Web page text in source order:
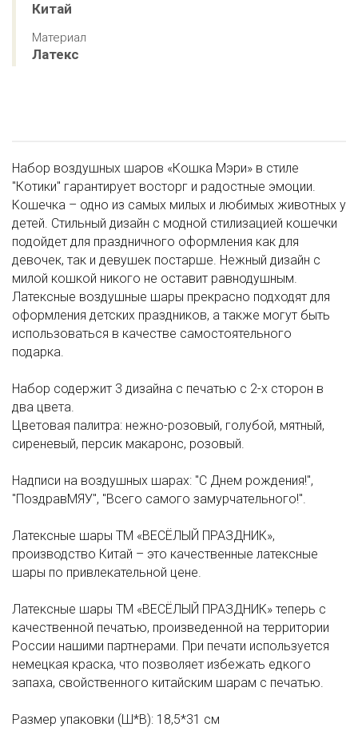
Китай
Материал
Латекс
Набор воздушных шаров «Кошка Мэри» в стиле
"Котики" гарантирует восторг и радостные эмоции.
Кошечка – одно из самых милых и любимых животных у
детей. Стильный дизайн с модной стилизацией кошечки
подойдет для праздничного оформления как для
девочек, так и девушек постарше. Нежный дизайн с
милой кошкой никого не оставит равнодушным.
Латексные воздушные шары прекрасно подходят для
оформления детских праздников, а также могут быть
использоваться в качестве самостоятельного
подарка.
Набор содержит 3 дизайна с печатью с 2-х сторон в
два цвета.
Цветовая палитра: нежно-розовый, голубой, мятный,
сиреневый, персик макаронс, розовый.
Надписи на воздушных шарах: "С Днем рождения!",
"ПоздравМЯУ", "Всего самого замурчательного!".
Латексные шары ТМ «ВЕСЁЛЫЙ ПРАЗДНИК»,
производство Китай – это качественные латексные
шары по привлекательной цене.
Латексные шары ТМ «ВЕСЁЛЫЙ ПРАЗДНИК» теперь с
качественной печатью, произведенной на территории
России нашими партнерами. При печати используется
немецкая краска, что позволяет избежать едкого
запаха, свойственного китайским шарам с печатью.
Размер упаковки (Ш*В): 18,5*31 см